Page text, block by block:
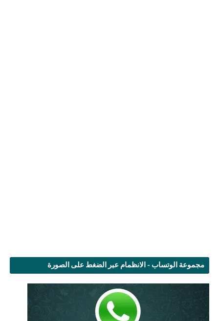
مجموعة الوتساب - الانظمام عبر الضغط على الصورة